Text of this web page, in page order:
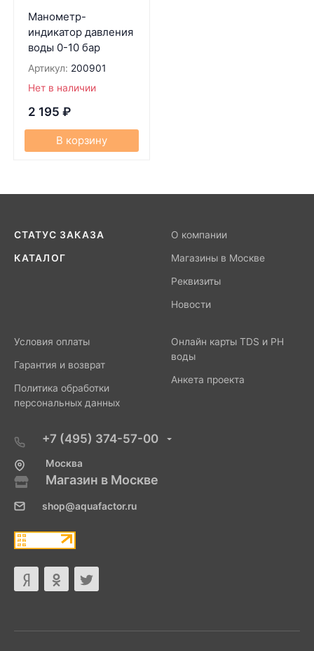
Манометр-
индикатор давления
воды 0-10 бар
Артикул: 200901
Нет в наличии
2 195 ₽
В корзину
СТАТУС ЗАКАЗА
КАТАЛОГ
О компании
Магазины в Москве
Реквизиты
Новости
Условия оплаты
Гарантия и возврат
Политика обработки
персональных данных
Онлайн карты TDS и PH
воды
Анкета проекта
+7 (495) 374-57-00
Москва
Магазин в Москве
shop@aquafactor.ru